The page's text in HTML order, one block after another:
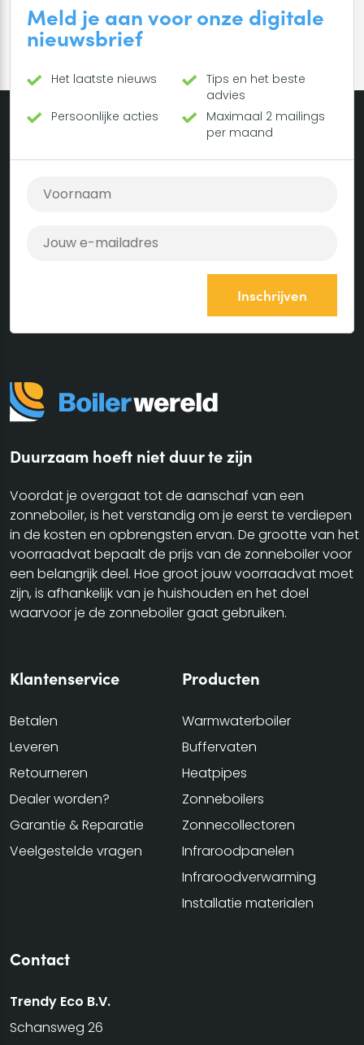
Meld je aan voor onze digitale
nieuwsbrief
Het laatste nieuws
Tips en het beste
advies
Persoonlijke acties
Maximaal 2 mailings
per maand
Duurzaam hoeft niet duur te zijn
Voordat je overgaat tot de aanschaf van een
zonneboiler, is het verstandig om je eerst te verdiepen
in de kosten en opbrengsten ervan. De grootte van het
voorraadvat bepaalt de prijs van de zonneboiler voor
een belangrijk deel. Hoe groot jouw voorraadvat moet
zijn, is afhankelijk van je huishouden en het doel
waarvoor je de zonneboiler gaat gebruiken.
Klantenservice
Betalen
Leveren
Retourneren
Dealer worden?
Garantie & Reparatie
Veelgestelde vragen
Producten
Warmwaterboiler
Buffervaten
Heatpipes
Zonneboilers
Zonnecollectoren
Infraroodpanelen
Infraroodverwarming
Installatie materialen
Contact
Trendy Eco B.V.
Schansweg 26